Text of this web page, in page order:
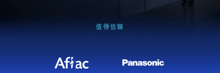
值得信賴